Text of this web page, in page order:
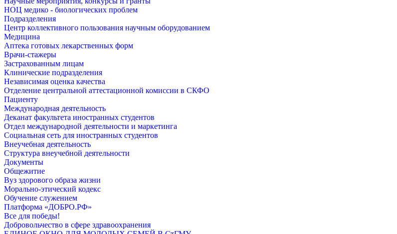
НОЦ медико - биологических проблем
Подразделения
Центр коллективного пользования научным оборудованием
Медицина
Аптека готовых лекарственных форм
Врачи-стажеры
Застрахованным лицам
Клинические подразделения
Независимая оценка качества
Отделение центральной аттестационной комиссии в СКФО
Пациенту
Международная деятельность
Деканат факультета иностранных студентов
Отдел международной деятельности и маркетинга
Социальная сеть для иностранных студентов
Внеучебная деятельность
Структура внеучебной деятельности
Документы
Общежитие
Вуз здорового образа жизни
Морально-этический кодекс
Обучение служением
Платформа «ДОБРО.РФ»
Все для победы!
Добровольчество в сфере здравоохранения